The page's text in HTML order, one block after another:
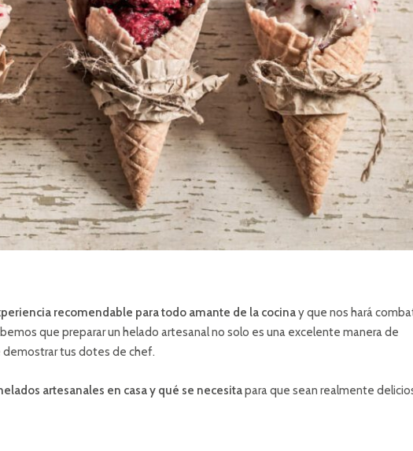
recomendable para todo amante de la cocinay que nos hará
que preparar un helado artesanal no solo es una excelente manera de
tus dotes de chef.
artesanales en casa y qué se necesitapara que sean realmente